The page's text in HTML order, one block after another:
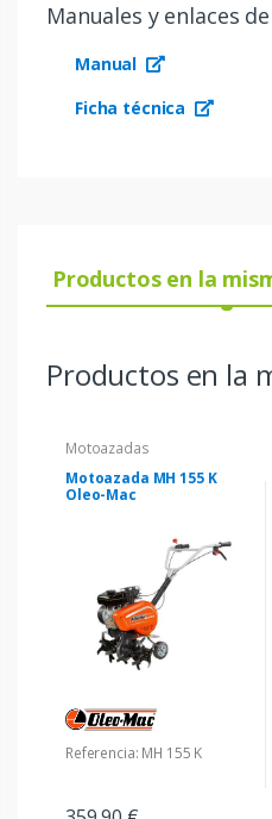
Manuales y enlaces
Manual
Ficha técnica
Productos en la
Productos en la
Motoazadas
Motoazada MH 155 K
Oleo-Mac
Referencia: MH 155 K